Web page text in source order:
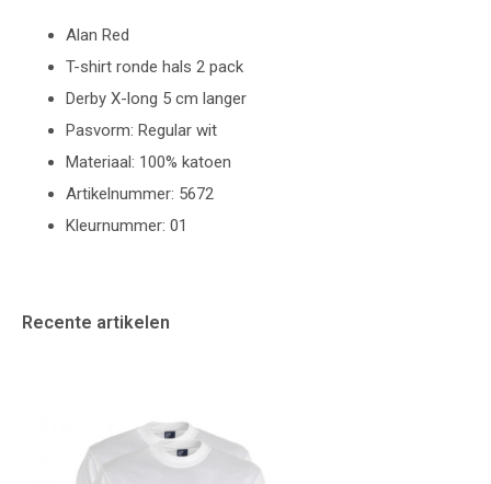
Alan Red
T-shirt ronde hals 2 pack
Derby X-long 5 cm langer
Pasvorm: Regular wit
Materiaal: 100% katoen
Artikelnummer: 5672
Kleurnummer: 01
Recente artikelen